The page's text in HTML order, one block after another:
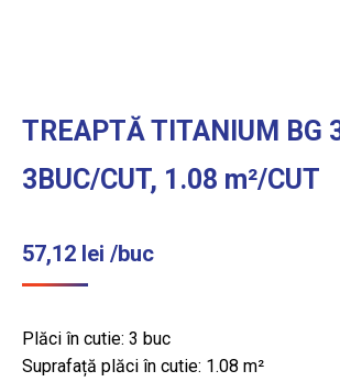
TREAPTĂ TITANIUM BG
3BUC/CUT, 1.08 m²/CUT
57,12 lei /buc
Plăci în cutie: 3 buc
Suprafață plăci în cutie: 1.08 m²